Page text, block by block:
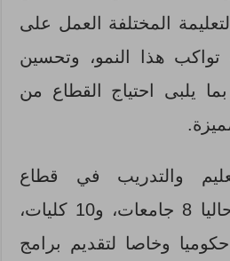
المختلفة العمل على
هذا النمو، وتحسين
بما يلبى احتياج القطاع من
والتدريب في قطاع
السياحة فإنه توجد حاليا 8 جامعات، و10 كليات،
حكوميا وخاصا لتقديم برامج